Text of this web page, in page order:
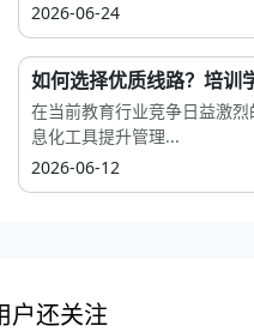
2026-06-24
如何选择优质线路？培训
在当前教育行业竞争日益激
息化工具提升管理...
2026-06-12
户还关注